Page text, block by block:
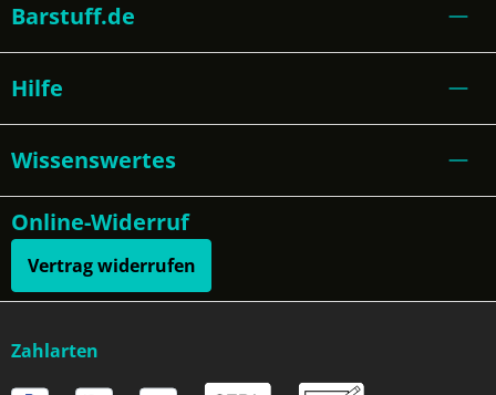
Barstuff.de
Hilfe
Wissenswertes
Online-Widerruf
Vertrag widerrufen
Zahlarten